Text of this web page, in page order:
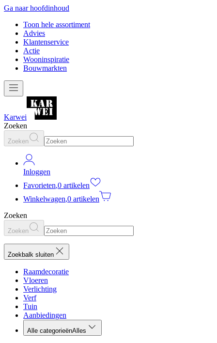
Ga naar hoofdinhoud
Toon hele assortiment
Advies
Klantenservice
Actie
Wooninspiratie
Bouwmarkten
Karwei
Zoeken
Zoeken
Inloggen
Favorieten,0 artikelen
Winkelwagen,0 artikelen
Zoeken
Zoeken
Zoekbalk sluiten
Raamdecoratie
Vloeren
Verlichting
Verf
Tuin
Aanbiedingen
Alle categorieënAlles